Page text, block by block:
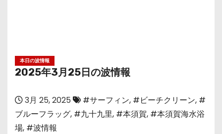
本日の波情報
2025年3月25日の波情報
3月 25, 2025 #サーフィン, #ビーチクリーン, #
ブルーフラッグ, #九十九里, #本須賀, #本須賀海水浴
場, #波情報